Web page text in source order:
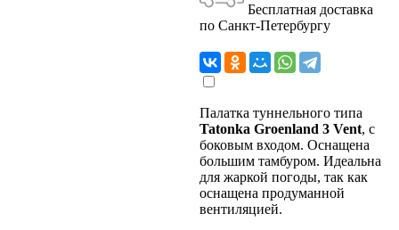
Бесплатная доставка
по Санкт-Петербургу
Палатка туннельного типа
Tatonka Groenland 3 Vent, с
боковым входом. Оснащена
большим тамбуром. Идеальна
для жаркой погоды, так как
оснащена продуманной
вентиляцией.